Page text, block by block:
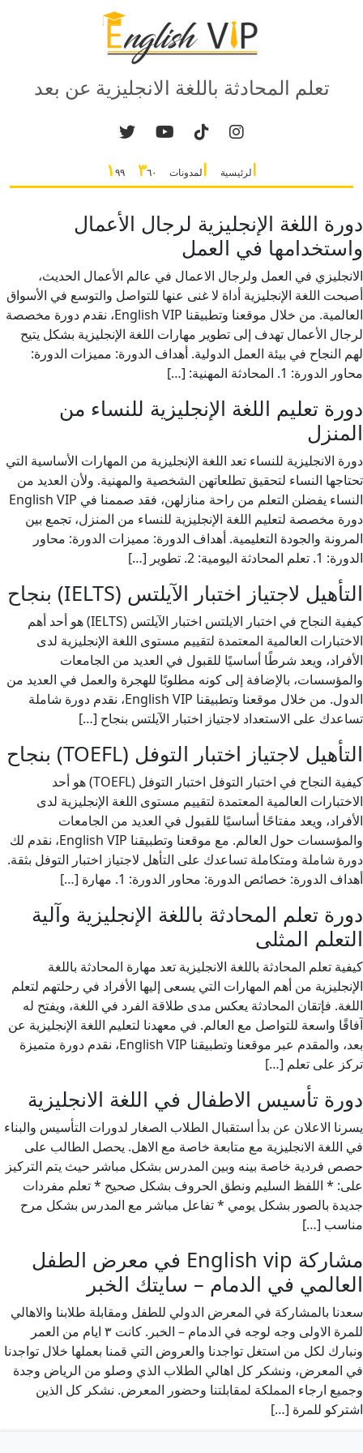
تعلم المحادثة باللغة الانجليزية عن بعد
الرئيسية المدونات ٣٦٠ ١٩٩
دورة اللغة الإنجليزية لرجال الأعمال
واستخدامها في العمل
الانجليزي في العمل ولرجال الاعمال في عالم الأعمال الحديث،
أصبحت اللغة الإنجليزية أداة لا غنى عنها للتواصل والتوسع في الأسواق
العالمية. من خلال موقعنا وتطبيقنا English VIP، نقدم دورة مخصصة
لرجال الأعمال تهدف إلى تطوير مهارات اللغة الإنجليزية بشكل يتيح
لهم النجاح في بيئة العمل الدولية. أهداف الدورة: مميزات الدورة:
محاور الدورة: 1. المحادثة المهنية: […]
دورة تعليم اللغة الإنجليزية للنساء من
المنزل
دورة الانجليزية للنساء تعد اللغة الإنجليزية من المهارات الأساسية التي
تحتاجها النساء لتحقيق تطلعاتهن الشخصية والمهنية. ولأن العديد من
النساء يفضلن التعلم من راحة منازلهن، فقد صممنا في English VIP
دورة مخصصة لتعليم اللغة الإنجليزية للنساء من المنزل، تجمع بين
المرونة والجودة التعليمية. أهداف الدورة: مميزات الدورة: محاور
الدورة: 1. تعلم المحادثة اليومية: 2. تطوير […]
التأهيل لاجتياز اختبار الآيلتس (IELTS) بنجاح
كيفية النجاح في اختبار الايلتس اختبار الآيلتس (IELTS) هو أحد أهم
الاختبارات العالمية المعتمدة لتقييم مستوى اللغة الإنجليزية لدى
الأفراد، ويعد شرطًا أساسيًا للقبول في العديد من الجامعات
والمؤسسات، بالإضافة إلى كونه مطلوبًا للهجرة والعمل في العديد من
الدول. من خلال موقعنا وتطبيقنا English VIP، نقدم دورة شاملة
تساعدك على الاستعداد لاجتياز اختبار الآيلتس بنجاح […]
التأهيل لاجتياز اختبار التوفل (TOEFL) بنجاح
كيفية النجاح في اختبار التوفل اختبار التوفل (TOEFL) هو أحد
الاختبارات العالمية المعتمدة لتقييم مستوى اللغة الإنجليزية لدى
الأفراد، ويعد مفتاحًا أساسيًا للقبول في العديد من الجامعات
والمؤسسات حول العالم. مع موقعنا وتطبيقنا English VIP، نقدم لك
دورة شاملة ومتكاملة تساعدك على التأهل لاجتياز اختبار التوفل بثقة.
أهداف الدورة: خصائص الدورة: محاور الدورة: 1. مهارة […]
دورة تعلم المحادثة باللغة الإنجليزية وآلية
التعلم المثلى
كيفية تعلم المحادثة باللغة الانجليزية تعد مهارة المحادثة باللغة
الإنجليزية من أهم المهارات التي يسعى إليها الأفراد في رحلتهم لتعلم
اللغة. فإتقان المحادثة يعكس مدى طلاقة الفرد في اللغة، ويفتح له
آفاقًا واسعة للتواصل مع العالم. في معهدنا لتعليم اللغة الإنجليزية عن
بعد، والمقدم عبر موقعنا وتطبيقنا English VIP، نقدم دورة متميزة
تركز على تعلم […]
دورة تأسيس الاطفال في اللغة الانجليزية
يسرنا الاعلان عن بدأ استقبال الطلاب الصغار لدورات التأسيس والبناء
في اللغة الانجليزية مع متابعة خاصة مع الاهل. يحصل الطالب على
حصص فردية خاصة بينه وبين المدرس بشكل مباشر حيث يتم التركيز
على: * اللفظ السليم ونطق الحروف بشكل صحيح * تعلم مفردات
جديدة بالصور بشكل يومي * تفاعل مباشر مع المدرس بشكل مرح
مناسب […]
مشاركة English vip في معرض الطفل
العالمي في الدمام – سايتك الخبر
سعدنا بالمشاركة في المعرض الدولي للطفل ومقابلة طلابنا والاهالي
للمرة الاولى وجه لوجه في الدمام – الخبر. كانت ٣ ايام من العمر
ونبارك لكل من استغل تواجدنا والعروض التي قمنا بعملها خلال تواجدنا
في المعرض، ونشكر كل اهالي الطلاب الذي وصلو من الرياض وجدة
وجميع ارجاء المملكة لمقابلتنا وحضور المعرض. نشكر كل الذين
اشتركو للمرة […]